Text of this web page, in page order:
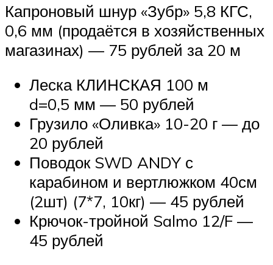
Капроновый шнур «Зубр» 5,8 КГС,
0,6 мм (продаётся в хозяйственных
магазинах) — 75 рублей за 20 м
Леска КЛИНСКАЯ 100 м
d=0,5 мм — 50 рублей
Грузило «Оливка» 10-20 г — до
20 рублей
Поводок SWD ANDY с
карабином и вертлюжком 40см
(2шт) (7*7, 10кг) — 45 рублей
Крючок-тройной Salmo 12/F —
45 рублей